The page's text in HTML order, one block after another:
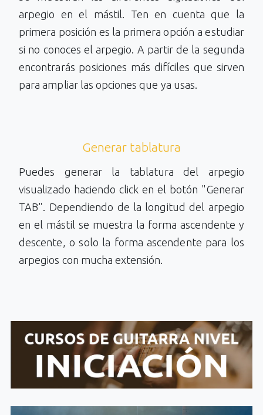
arpegio en el mástil. Ten en cuenta que la
primera posición es la primera opción a estudiar
si no conoces el arpegio. A partir de la segunda
encontrarás posiciones más difíciles que sirven
para ampliar las opciones que ya usas.
Generar tablatura
Puedes generar la tablatura del arpegio
visualizado haciendo click en el botón "Generar
TAB". Dependiendo de la longitud del arpegio
en el mástil se muestra la forma ascendente y
descente, o solo la forma ascendente para los
arpegios con mucha extensión.